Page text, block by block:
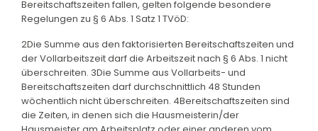
Bereitschaftszeiten fallen, gelten folgende besondere
Regelungen zu § 6 Abs. 1 Satz 1 TVöD:
2Die Summe aus den faktorisierten Bereitschaftszeiten und
der Vollarbeitszeit darf die Arbeitszeit nach § 6 Abs. 1 nicht
überschreiten. 3Die Summe aus Vollarbeits- und
Bereitschaftszeiten darf durchschnittlich 48 Stunden
wöchentlich nicht überschreiten. 4Bereitschaftszeiten sind
die Zeiten, in denen sich die Hausmeisterin/der